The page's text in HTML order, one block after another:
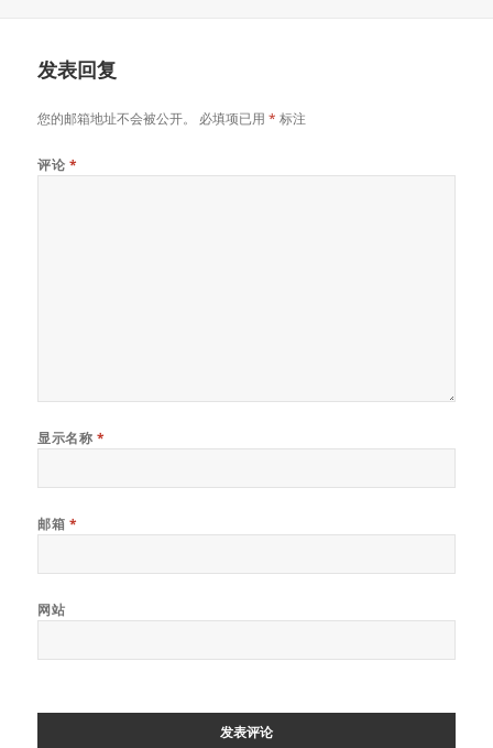
发表回复
您的邮箱地址不会被公开。 必填项已用* 标注
评论 *
显示名称 *
邮箱 *
网站